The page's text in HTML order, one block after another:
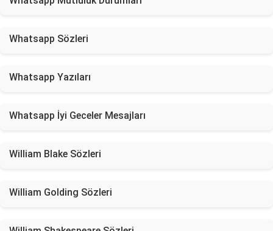
Whatsapp Sözleri
Whatsapp Yazıları
Whatsapp İyi Geceler Mesajları
William Blake Sözleri
William Golding Sözleri